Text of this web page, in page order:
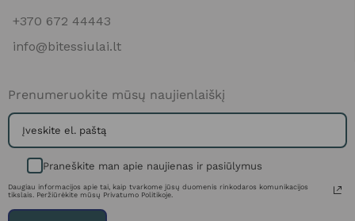
+370 672 44443
info@bitessiulai.lt
Prenumeruokite mūsų naujienlaiškį
Praneškite man apie naujienas ir pasiūlymus
Daugiau informacijos apie tai, kaip tvarkome jūsų duomenis rinkodaros komunikacijos
tikslais. Peržiūrėkite mūsų Privatumo Politikoje.